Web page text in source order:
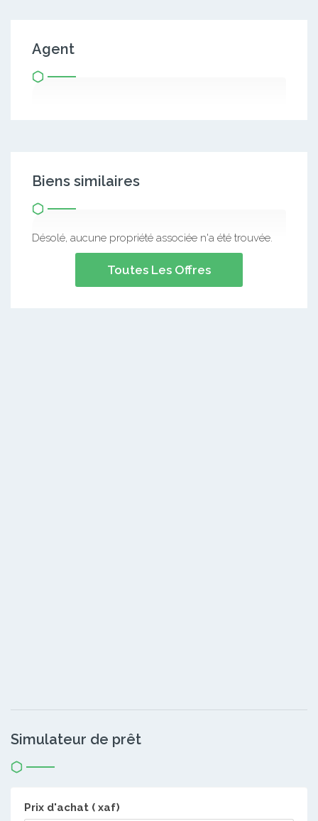
Agent
Biens similaires
Désolé, aucune propriété associée n'a été trouvée.
Toutes Les Offres
Simulateur de prêt
Prix d'achat ( xaf)